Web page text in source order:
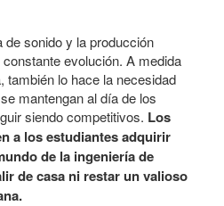
de sonido y la producción
evolución. A medida
también lo hace la necesidad
mantengan al día de los
siendo competitivos. Los
a los estudiantes adquirir
de la ingeniería de
de casa ni restar un valioso